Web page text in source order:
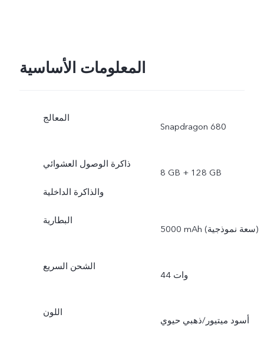
المعلومات الأساسية
المعالج
Snapdragon 680
ذاكرة الوصول العشوائي
والذاكرة الداخلية
8 GB + 128 GB
البطارية
5000 mAh (سعة نموذجية)
الشحن السريع
44 وات
اللون
أسود ميتيور/ذهبي حيوي